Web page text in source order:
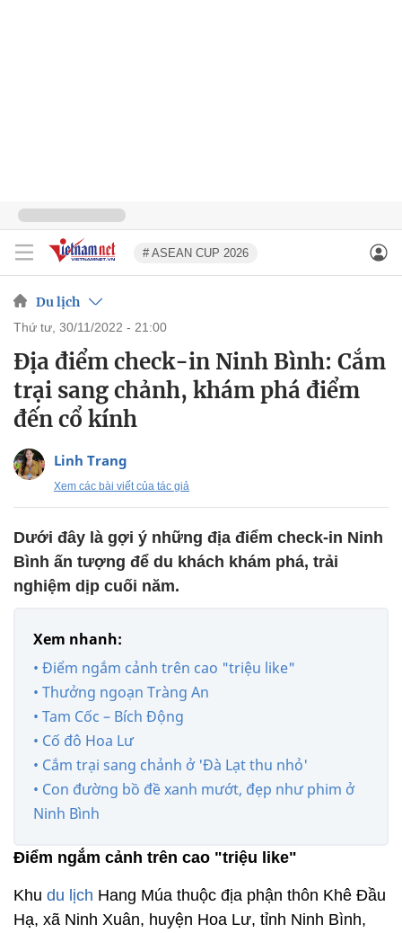
# ASEAN CUP 2026
Du lịch
thứ tư, 30/11/2022 - 21:00
Địa điểm check-in Ninh Bình: Cắm
trại sang chảnh, khám phá điểm
đến cổ kính
Linh Trang
Xem các bài viết của tác giả
Dưới đây là gợi ý những địa điểm check-in Ninh
Bình ấn tượng để du khách khám phá, trải
nghiệm dịp cuối năm.
Xem nhanh:
• Điểm ngắm cảnh trên cao "triệu like"
• Thưởng ngoạn Tràng An
• Tam Cốc – Bích Động
• Cố đô Hoa Lư
• Cắm trại sang chảnh ở 'Đà Lạt thu nhỏ'
• Con đường bồ đề xanh mướt, đẹp như phim ở
Ninh Bình
Điểm ngắm cảnh trên cao "triệu like"
Khu du lịch Hang Múa thuộc địa phận thôn Khê Đầu
Hạ, xã Ninh Xuân, huyện Hoa Lư, tỉnh Ninh Bình,